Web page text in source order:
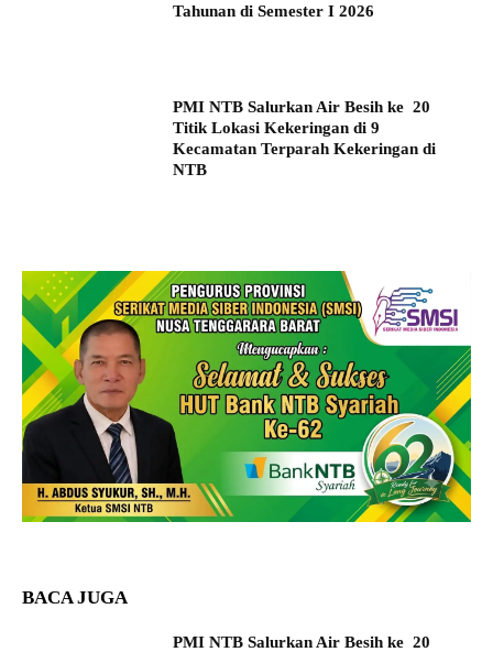
Tahunan di Semester I 2026
PMI NTB Salurkan Air Besih ke 20
Titik Lokasi Kekeringan di 9
Kecamatan Terparah Kekeringan di
NTB
BACA JUGA
PMI NTB Salurkan Air Besih ke 20